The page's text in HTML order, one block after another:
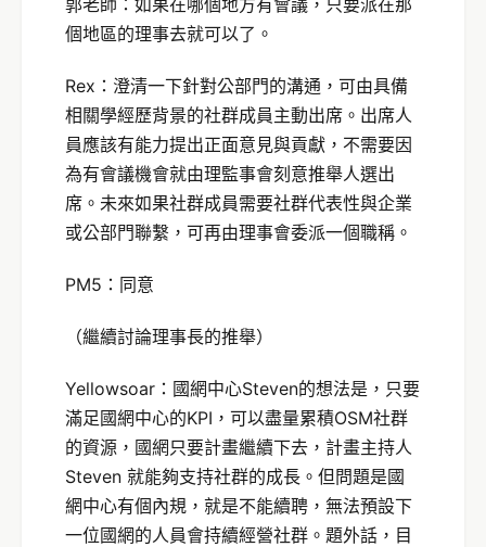
郭老師：如果在哪個地方有會議，只要派在那
個地區的理事去就可以了。
Rex：澄清一下針對公部門的溝通，可由具備
相關學經歷背景的社群成員主動出席。出席人
員應該有能力提出正面意見與貢獻，不需要因
為有會議機會就由理監事會刻意推舉人選出
席。未來如果社群成員需要社群代表性與企業
或公部門聯繫，可再由理事會委派一個職稱。
PM5：同意
（繼續討論理事長的推舉）
Yellowsoar：國網中心Steven的想法是，只要
滿足國網中心的KPI，可以盡量累積OSM社群
的資源，國網只要計畫繼續下去，計畫主持人
Steven 就能夠支持社群的成長。但問題是國
網中心有個內規，就是不能續聘，無法預設下
一位國網的人員會持續經營社群。題外話，目